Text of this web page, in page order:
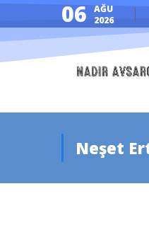
06 AĞU
2026
Neşet